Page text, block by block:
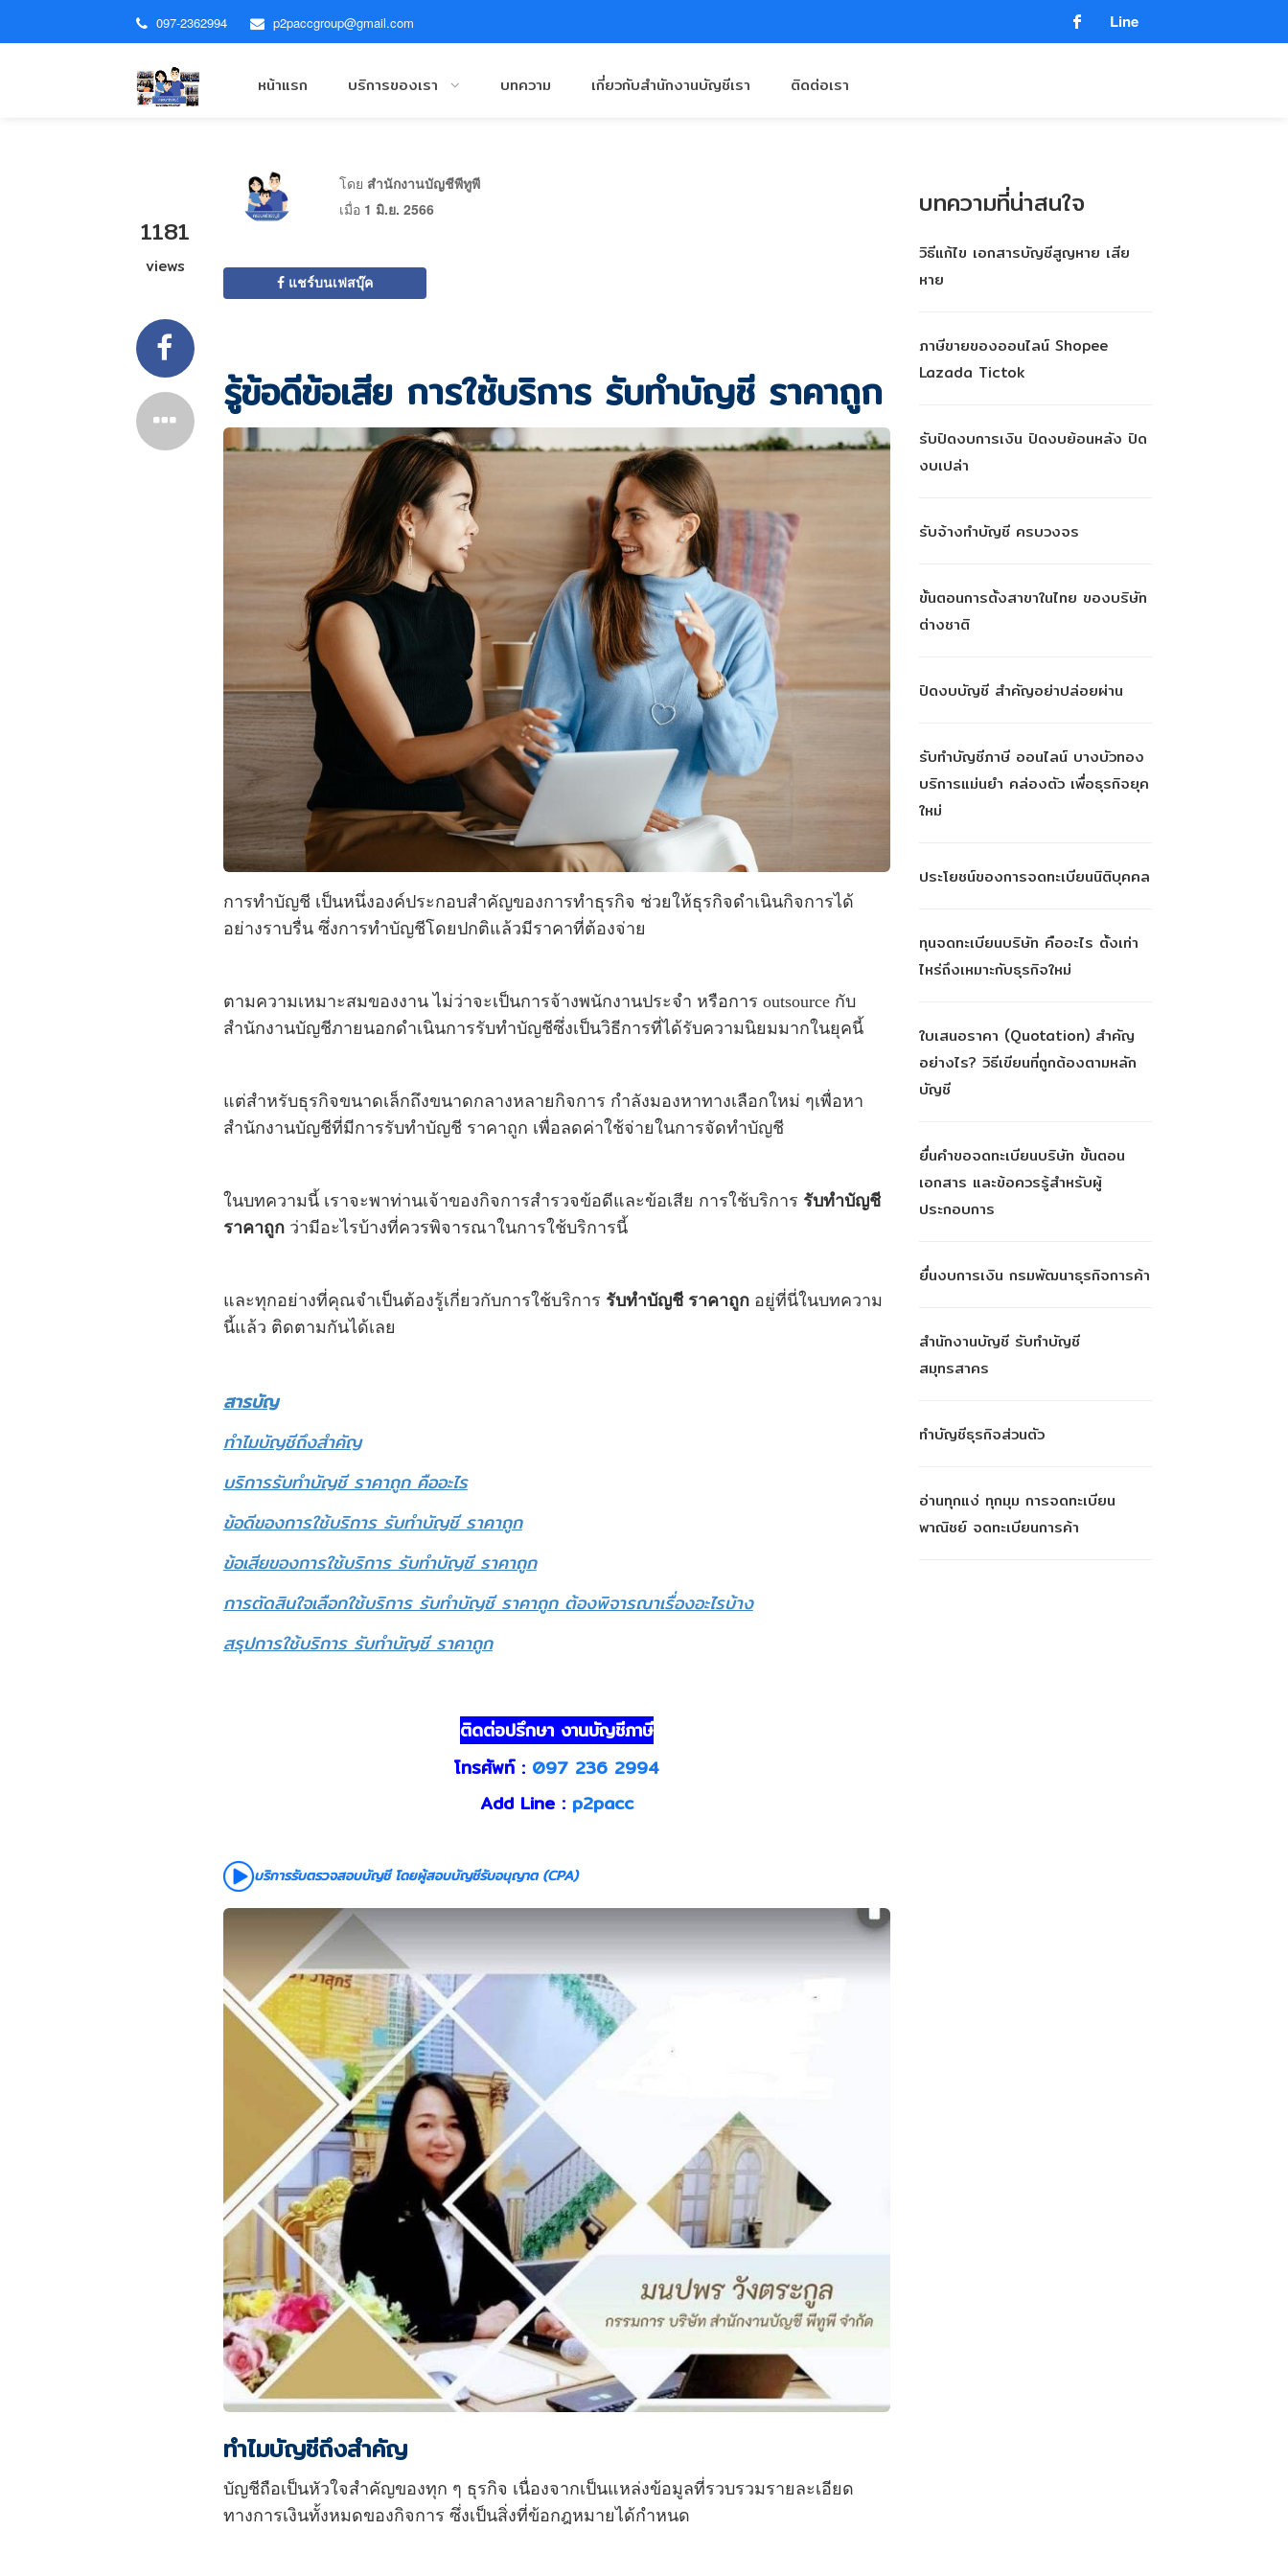
097-2362994 p2paccgroup@gmail.com Line
หน้าแรก บริการของเรา บทความ เกี่ยวกับสำนักงานบัญชีเรา ติดต่อเรา
1181
views
โดย สำนักงานบัญชีพีทูพี
เมื่อ 1 มิ.ย. 2566
แชร์บนเฟสบุ๊ค
รู้ข้อดีข้อเสีย การใช้บริการ รับทำบัญชี ราคาถูก
การทำบัญชี เป็นหนึ่งองค์ประกอบสำคัญของการทำธุรกิจ ช่วยให้ธุรกิจดำเนินกิจการได้
อย่างราบรื่น ซึ่งการทำบัญชีโดยปกติแล้วมีราคาที่ต้องจ่าย
ตามความเหมาะสมของงาน ไม่ว่าจะเป็นการจ้างพนักงานประจำ หรือการ outsource กับ
สำนักงานบัญชีภายนอกดำเนินการรับทำบัญชีซึ่งเป็นวิธีการที่ได้รับความนิยมมากในยุคนี้
แต่สำหรับธุรกิจขนาดเล็กถึงขนาดกลางหลายกิจการ กำลังมองหาทางเลือกใหม่ ๆเพื่อหา
สำนักงานบัญชีที่มีการรับทำบัญชี ราคาถูก เพื่อลดค่าใช้จ่ายในการจัดทำบัญชี
ในบทความนี้ เราจะพาท่านเจ้าของกิจการสำรวจข้อดีและข้อเสีย การใช้บริการ รับทำบัญชี
ราคาถูกว่ามีอะไรบ้างที่ควรพิจารณาในการใช้บริการนี้
และทุกอย่างที่คุณจำเป็นต้องรู้เกี่ยวกับการใช้บริการ รับทำบัญชี ราคาถูกอยู่ที่นี่ในบทความ
นี้แล้ว ติดตามกันได้เลย
สารบัญ
ทำไมบัญชีถึงสำคัญ
บริการรับทำบัญชี ราคาถูก คืออะไร
ข้อดีของการใช้บริการ รับทำบัญชี ราคาถูก
ข้อเสียของการใช้บริการ รับทำบัญชี ราคาถูก
การตัดสินใจเลือกใช้บริการ รับทำบัญชี ราคาถูก ต้องพิจารณาเรื่องอะไรบ้าง
สรุปการใช้บริการ รับทำบัญชี ราคาถูก
ติดต่อปรึกษา งานบัญชีภาษี
โทรศัพท์ : 097 236 2994
Add Line : p2pacc
บริการรับตรวจสอบบัญชี โดยผู้สอบบัญชีรับอนุญาต (CPA)
ทำไมบัญชีถึงสำคัญ
บัญชีถือเป็นหัวใจสำคัญของทุก ๆ ธุรกิจ เนื่องจากเป็นแหล่งข้อมูลที่รวบรวมรายละเอียด
ทางการเงินทั้งหมดของกิจการ ซึ่งเป็นสิ่งที่ข้อกฎหมายได้กำหนด
บทความที่น่าสนใจ
วิธีแก้ไข เอกสารบัญชีสูญหาย เสีย
หาย
ภาษีขายของออนไลน์ Shopee
Lazada Tictok
รับปิดงบการเงิน ปิดงบย้อนหลัง ปิด
งบเปล่า
รับจ้างทำบัญชี ครบวงจร
ขั้นตอนการตั้งสาขาในไทย ของบริษัท
ต่างชาติ
ปิดงบบัญชี สำคัญอย่าปล่อยผ่าน
รับทำบัญชีภาษี ออนไลน์ บางบัวทอง
บริการแม่นยำ คล่องตัว เพื่อธุรกิจยุค
ใหม่
ประโยชน์ของการจดทะเบียนนิติบุคคล
ทุนจดทะเบียนบริษัท คืออะไร ตั้งเท่า
ไหร่ถึงเหมาะกับธุรกิจใหม่
ใบเสนอราคา (Quotation) สำคัญ
อย่างไร? วิธีเขียนที่ถูกต้องตามหลัก
บัญชี
ยื่นคำขอจดทะเบียนบริษัท ขั้นตอน
เอกสาร และข้อควรรู้สำหรับผู้
ประกอบการ
ยื่นงบการเงิน กรมพัฒนาธุรกิจการค้า
สำนักงานบัญชี รับทำบัญชี
สมุทรสาคร
ทำบัญชีธุรกิจส่วนตัว
อ่านทุกแง่ ทุกมุม การจดทะเบียน
พาณิชย์ จดทะเบียนการค้า